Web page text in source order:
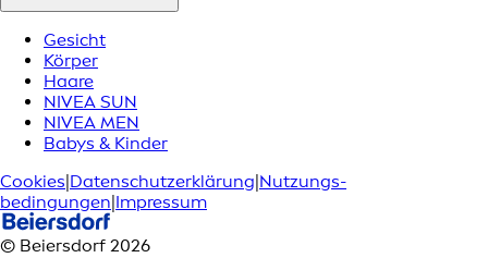
Gesicht
Körper
Haare
NIVEA SUN
NIVEA MEN
Babys & Kinder
Cookies Datenschutzerklärung Nutzungs­
bedingungen Impressum
© Beiersdorf 2026